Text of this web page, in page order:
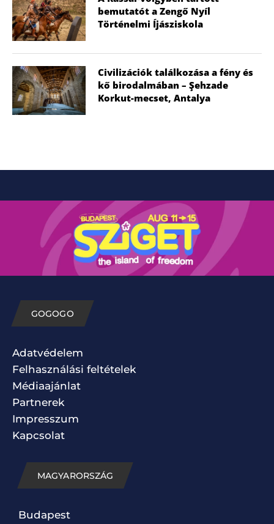
bemutatót a Zengő Nyíl
Történelmi Íjásziskola
Civilizációk találkozása a fény és
kő birodalmában – Şehzade
Korkut-mecset, Antalya
GOGOGO
Adatvédelem
Felhasználási feltételek
Médiaajánlat
Partnerek
Impresszum
Kapcsolat
MAGYARORSZÁG
Budapest